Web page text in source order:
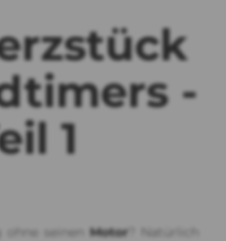
-
1
ohne seinen Motor ? Natürlich